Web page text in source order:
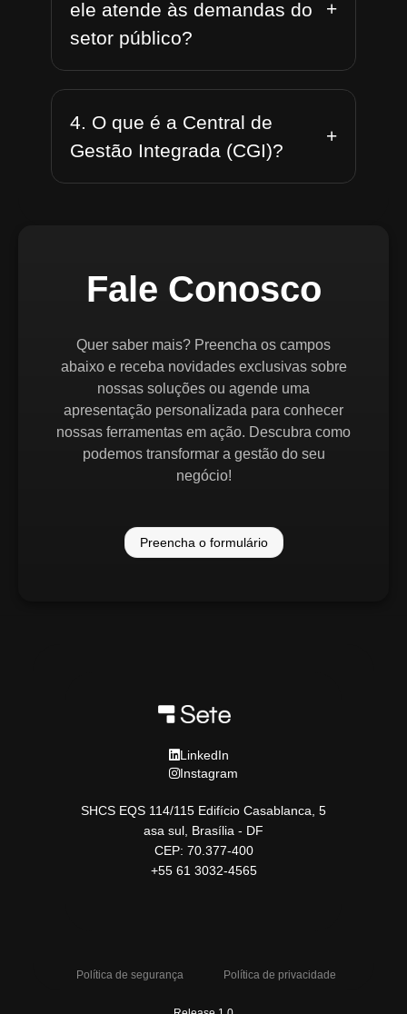
ele atende às demandas do
setor público?
+
4. O que é a Central de
Gestão Integrada (CGI)?
+
Fale Conosco
Quer saber mais? Preencha os campos
abaixo e receba novidades exclusivas sobre
nossas soluções ou agende uma
apresentação personalizada para conhecer
nossas ferramentas em ação. Descubra como
podemos transformar a gestão do seu
negócio!
Preencha o formulário
LinkedIn
Instagram
SHCS EQS 114/115 Edifício Casablanca, 5
asa sul, Brasília - DF
CEP: 70.377-400
+55 61 3032-4565
Política de segurança Política de privacidade